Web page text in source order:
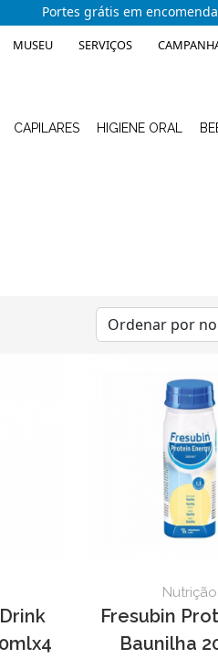
Portes grátis em
MUSEU SERVIÇOS
CAPILARES HIGIENE ORAL
Nutrição
Fresubin
Baunilha